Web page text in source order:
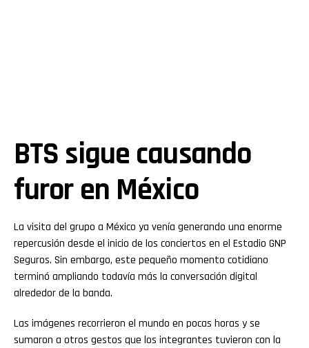
BTS sigue causando
furor en México
La visita del grupo a México ya venía generando una enorme
repercusión desde el inicio de los conciertos en el Estadio GNP
Seguros. Sin embargo, este pequeño momento cotidiano
terminó ampliando todavía más la conversación digital
alrededor de la banda.
Las imágenes recorrieron el mundo en pocas horas y se
sumaron a otros gestos que los integrantes tuvieron con la